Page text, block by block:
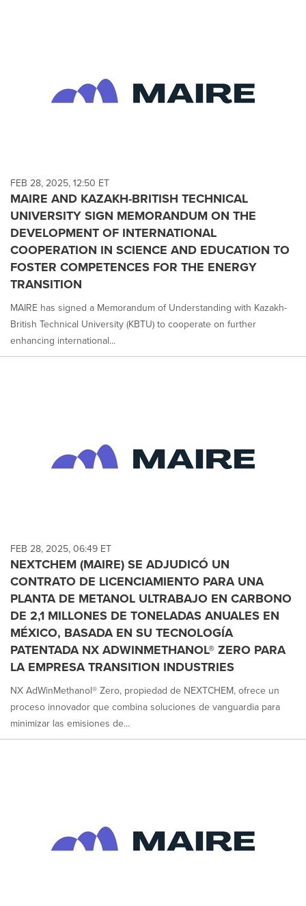
FEB 28, 2025, 12:50 ET
MAIRE AND KAZAKH-BRITISH TECHNICAL
UNIVERSITY SIGN MEMORANDUM ON THE
DEVELOPMENT OF INTERNATIONAL
COOPERATION IN SCIENCE AND EDUCATION TO
FOSTER COMPETENCES FOR THE ENERGY
TRANSITION
MAIRE has signed a Memorandum of Understanding with Kazakh-
British Technical University (KBTU) to cooperate on further
enhancing international...
FEB 28, 2025, 06:49 ET
NEXTCHEM (MAIRE) SE ADJUDICÓ UN
CONTRATO DE LICENCIAMIENTO PARA UNA
PLANTA DE METANOL ULTRABAJO EN CARBONO
DE 2,1 MILLONES DE TONELADAS ANUALES EN
MÉXICO, BASADA EN SU TECNOLOGÍA
PATENTADA NX ADWINMETHANOL® ZERO PARA
LA EMPRESA TRANSITION INDUSTRIES
NX AdWinMethanol® Zero, propiedad de NEXTCHEM, ofrece un
proceso innovador que combina soluciones de vanguardia para
minimizar las emisiones de...